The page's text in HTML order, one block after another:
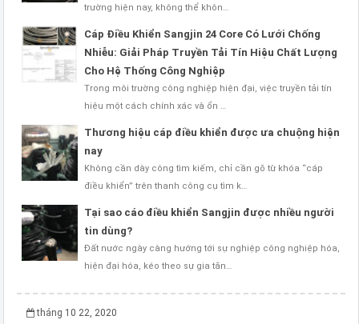
trường hiện nay, không thể khôn…
Cáp Điều Khiển Sangjin 24 Core Có Lưới Chống
Nhiễu: Giải Pháp Truyền Tải Tín Hiệu Chất Lượng
Cho Hệ Thống Công Nghiệp
Trong môi trường công nghiệp hiện đại, việc truyền tải tín
hiệu một cách chính xác và ổn …
Thương hiệu cáp điều khiển được ưa chuộng hiện
nay
Không cần dày công tìm kiếm, chỉ cần gõ từ khóa “cáp
điều khiển” trên thanh công cụ tìm k…
Tại sao cáo điều khiển Sangjin được nhiều người
tin dùng?
Đất nước ngày càng hướng tới sự nghiệp công nghiệp hóa,
hiện đại hóa, kéo theo sự gia tăn…
tháng 10 22, 2020